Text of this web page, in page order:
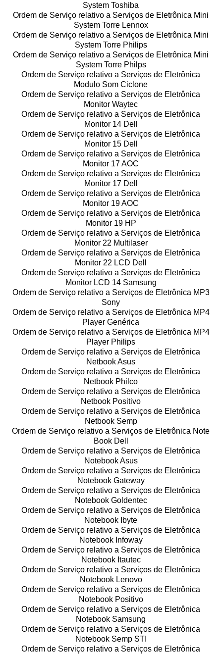
System Toshiba
Ordem de Serviço relativo a Serviços de Eletrônica Mini
System Torre Lennox
Ordem de Serviço relativo a Serviços de Eletrônica Mini
System Torre Philips
Ordem de Serviço relativo a Serviços de Eletrônica Mini
System Torre Philps
Ordem de Serviço relativo a Serviços de Eletrônica
Modulo Som Ciclone
Ordem de Serviço relativo a Serviços de Eletrônica
Monitor Waytec
Ordem de Serviço relativo a Serviços de Eletrônica
Monitor 14 Dell
Ordem de Serviço relativo a Serviços de Eletrônica
Monitor 15 Dell
Ordem de Serviço relativo a Serviços de Eletrônica
Monitor 17 AOC
Ordem de Serviço relativo a Serviços de Eletrônica
Monitor 17 Dell
Ordem de Serviço relativo a Serviços de Eletrônica
Monitor 19 AOC
Ordem de Serviço relativo a Serviços de Eletrônica
Monitor 19 HP
Ordem de Serviço relativo a Serviços de Eletrônica
Monitor 22 Multilaser
Ordem de Serviço relativo a Serviços de Eletrônica
Monitor 22 LCD Dell
Ordem de Serviço relativo a Serviços de Eletrônica
Monitor LCD 14 Samsung
Ordem de Serviço relativo a Serviços de Eletrônica MP3
Sony
Ordem de Serviço relativo a Serviços de Eletrônica MP4
Player Genérica
Ordem de Serviço relativo a Serviços de Eletrônica MP4
Player Philips
Ordem de Serviço relativo a Serviços de Eletrônica
Netbook Asus
Ordem de Serviço relativo a Serviços de Eletrônica
Netbook Philco
Ordem de Serviço relativo a Serviços de Eletrônica
Netbook Positivo
Ordem de Serviço relativo a Serviços de Eletrônica
Netbook Semp
Ordem de Serviço relativo a Serviços de Eletrônica Note
Book Dell
Ordem de Serviço relativo a Serviços de Eletrônica
Notebook Asus
Ordem de Serviço relativo a Serviços de Eletrônica
Notebook Gateway
Ordem de Serviço relativo a Serviços de Eletrônica
Notebook Goldentec
Ordem de Serviço relativo a Serviços de Eletrônica
Notebook Ibyte
Ordem de Serviço relativo a Serviços de Eletrônica
Notebook Infoway
Ordem de Serviço relativo a Serviços de Eletrônica
Notebook Itautec
Ordem de Serviço relativo a Serviços de Eletrônica
Notebook Lenovo
Ordem de Serviço relativo a Serviços de Eletrônica
Notebook Positivo
Ordem de Serviço relativo a Serviços de Eletrônica
Notebook Samsung
Ordem de Serviço relativo a Serviços de Eletrônica
Notebook Semp STI
Ordem de Serviço relativo a Serviços de Eletrônica